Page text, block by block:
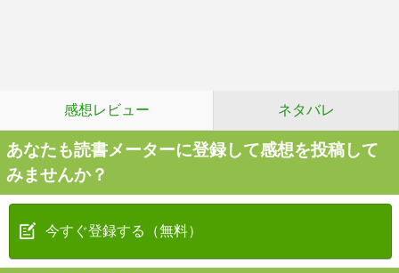
感想レビュー ネタバレ
あなたも読書メーターに登録して感想を投稿して
みませんか？
今すぐ登録する（無料）